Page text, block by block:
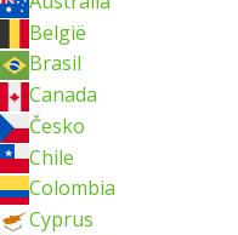
België
Brasil
Canada
Česko
Chile
Colombia
Cyprus